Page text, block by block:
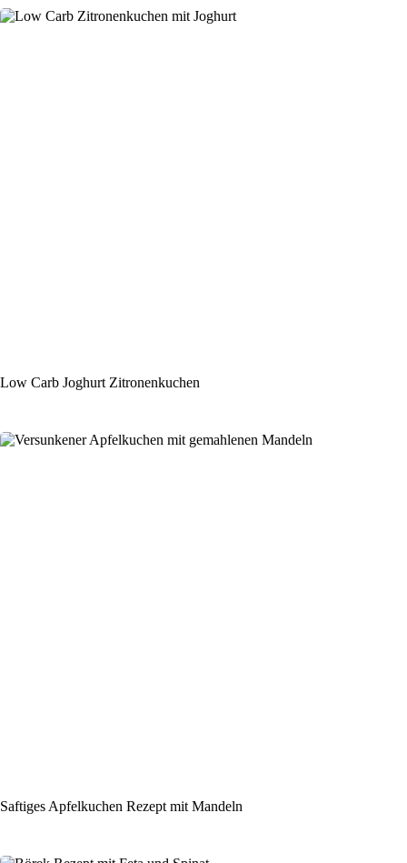
Low Carb Joghurt Zitronenkuchen
Saftiges Apfelkuchen Rezept mit Mandeln